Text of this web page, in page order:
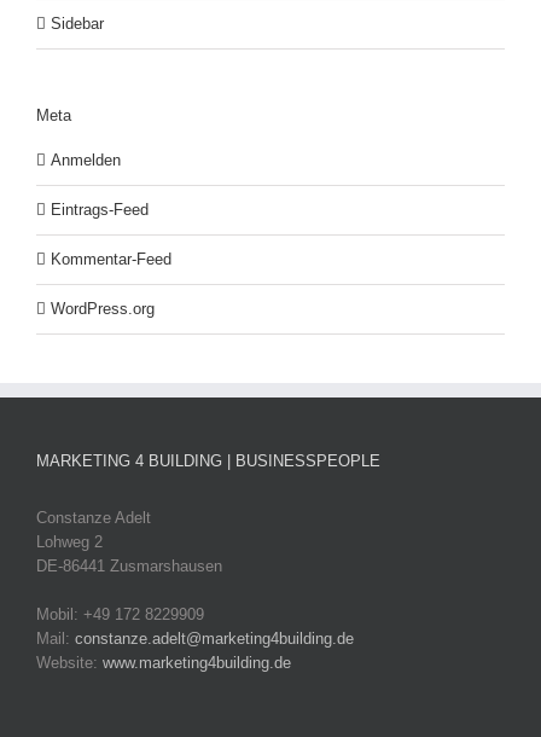
Sidebar
Meta
Anmelden
Eintrags-Feed
Kommentar-Feed
WordPress.org
MARKETING 4 BUILDING | BUSINESSPEOPLE
Constanze Adelt
Lohweg 2
DE-86441 Zusmarshausen
Mobil: +49 172 8229909
Mail: constanze.adelt@marketing4building.de
Website: www.marketing4building.de